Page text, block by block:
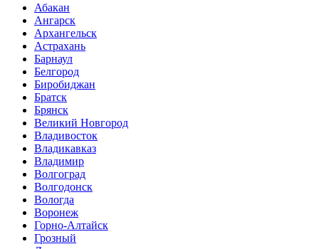
Абакан
Ангарск
Архангельск
Астрахань
Барнаул
Белгород
Биробиджан
Братск
Брянск
Великий Новгород
Владивосток
Владикавказ
Владимир
Волгоград
Волгодонск
Вологда
Воронеж
Горно-Алтайск
Грозный